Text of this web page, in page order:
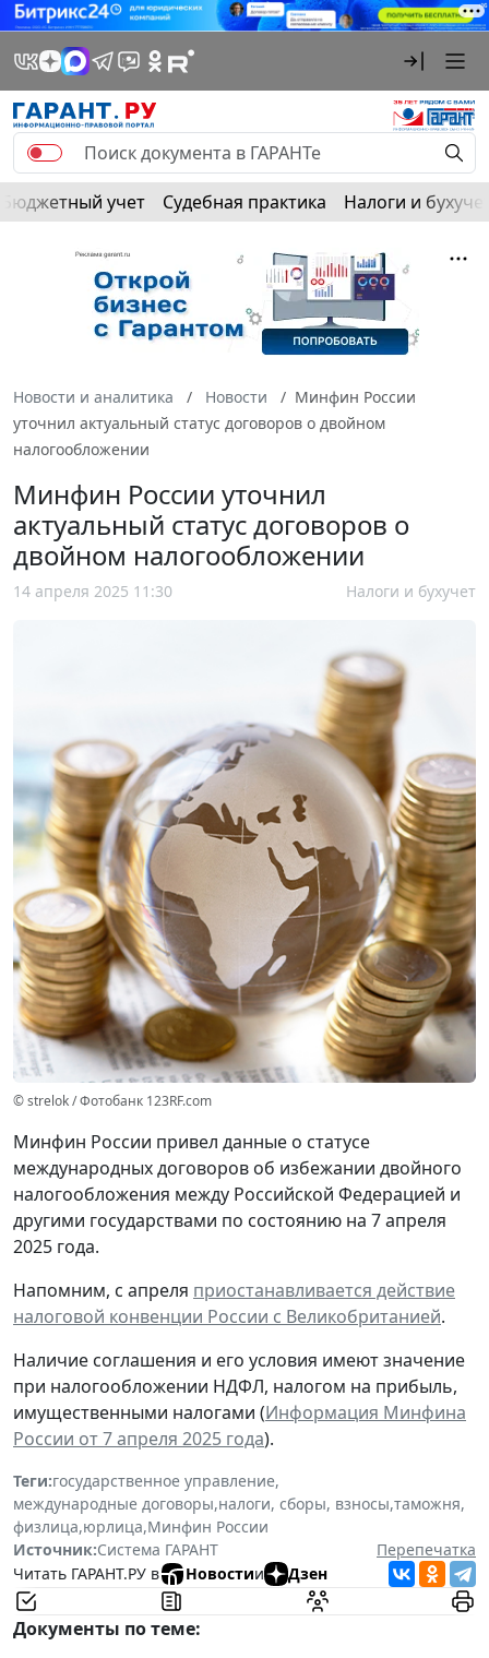
Бюджетный учет Судебная практика Налоги и
Новости и аналитика Новости
Минфин России
уточнил актуальный статус договоров о двойном
налогообложении
Минфин России уточнил
актуальный статус договоров о
двойном налогообложении
14 апреля 2025 11:30 Налоги и бухучет
© strelok / Фотобанк 123RF.com
Минфин России привел данные о статусе
международных договоров об избежании двойного
налогообложения между Российской Федерацией и
другими государствами по состоянию на 7 апреля
2025 года.
Напомним, с апреля приостанавливается действие
налоговой конвенции России с Великобританией.
Наличие соглашения и его условия имеют значение
при налогообложении НДФЛ, налогом на прибыль,
имущественными налогами (Информация Минфина
России от 7 апреля 2025 года).
Теги:государственное управление,
международные договоры,налоги, сборы, взносы,таможня,
физлица,юрлица,Минфин России
Источник:Система ГАРАНТ
Перепечатка
Читать ГАРАНТ.РУ в
Новостии Дзен
Документы по теме: